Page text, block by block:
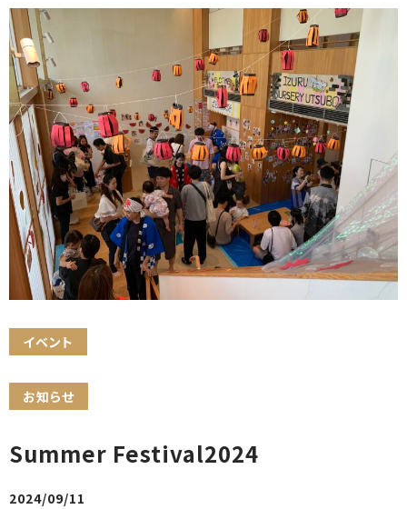
イベント
お知らせ
Summer Festival2024
2024/09/11